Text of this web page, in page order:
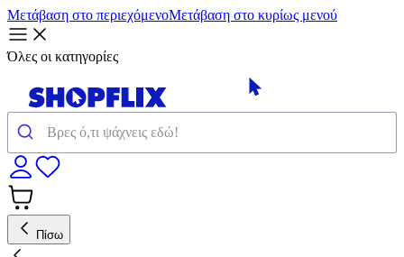
Μετάβαση στο περιεχόμενοΜετάβαση στο κυρίως μενού
Όλες οι κατηγορίες
Πίσω